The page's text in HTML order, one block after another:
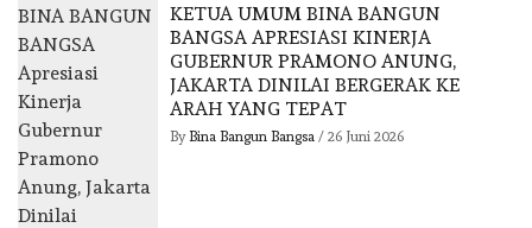
KETUA UMUM BINA BANGUN
BANGSA APRESIASI KINERJA
GUBERNUR PRAMONO ANUNG,
JAKARTA DINILAI BERGERAK KE
ARAH YANG TEPAT
By Bina Bangun Bangsa/ 26 Juni 2026